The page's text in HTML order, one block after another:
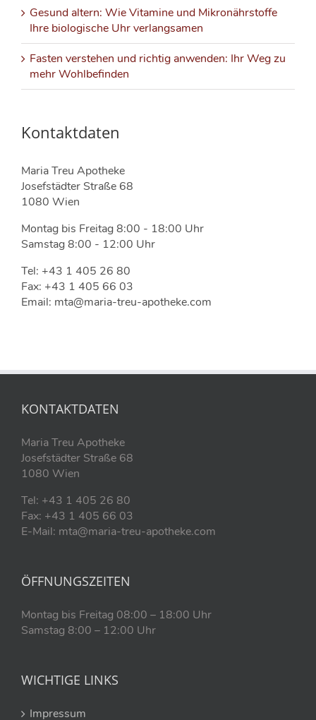
Gesund altern: Wie Vitamine und Mikronährstoffe
Ihre biologische Uhr verlangsamen
Fasten verstehen und richtig anwenden: Ihr Weg zu
mehr Wohlbefinden
Kontaktdaten
Maria Treu Apotheke
Josefstädter Straße 68
1080 Wien
Montag bis Freitag 8:00 - 18:00 Uhr
Samstag 8:00 - 12:00 Uhr
Tel: +43 1 405 26 80
Fax: +43 1 405 66 03
Email: mta@maria-treu-apotheke.com
KONTAKTDATEN
Maria Treu Apotheke
Josefstädter Straße 68
1080 Wien
Tel: +43 1 405 26 80
Fax: +43 1 405 66 03
E-Mail: mta@maria-treu-apotheke.com
ÖFFNUNGSZEITEN
Montag bis Freitag 08:00 – 18:00 Uhr
Samstag 8:00 – 12:00 Uhr
WICHTIGE LINKS
Impressum